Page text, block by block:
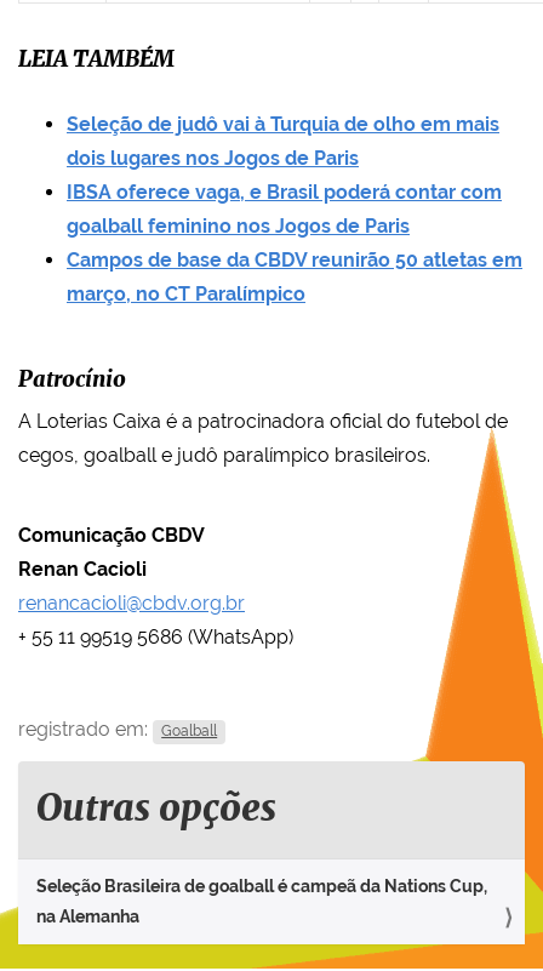
LEIA TAMBÉM
Seleção de judô vai à Turquia de olho em mais
dois lugares nos Jogos de Paris
IBSA oferece vaga, e Brasil poderá contar com
goalball feminino nos Jogos de Paris
Campos de base da CBDV reunirão 50 atletas em
março, no CT Paralímpico
Patrocínio
A Loterias Caixa é a patrocinadora oficial do futebol de
cegos, goalball e judô paralímpico brasileiros.
Comunicação CBDV
Renan Cacioli
renancacioli@cbdv.org.br
+ 55 11 99519 5686 (WhatsApp)
registrado em: Goalball
Outras opções
Seleção Brasileira de goalball é campeã da Nations Cup,
na Alemanha